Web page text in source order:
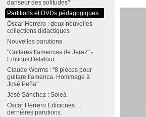
danseur des solitudes"
Partitions et DVDs pédagogiques
Óscar Herrero : deux nouvelles
collections didactiques
Nouvelles parutions
"Guitares flamencas de Jerez" -
Editions Delatour
Claude Worms : "8 pièces pour
guitare flamenca. Hommage à
José Peña"
José Sánchez : Soleá
Oscar Herrero Ediciones :
dernières parutions.